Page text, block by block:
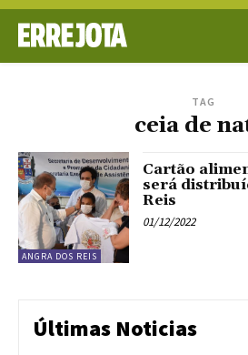
TAG
ceia de
ANGRA DOS REIS
Cartão
será
Reis
01/12/2022
Últimas Noticias